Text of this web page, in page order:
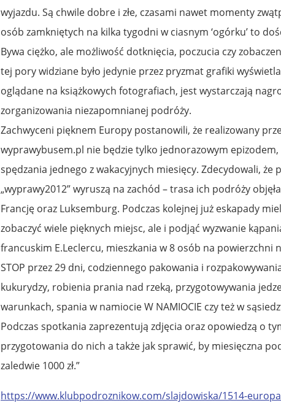
wyjazdu. Są chwile dobre i złe, czasami nawet momenty
osób zamkniętych na kilka tygodni w ciasnym ‘ogórku’ to
Bywa ciężko, ale możliwość dotknięcia, poczucia czy
tej pory widziane było jedynie przez pryzmat grafiki
oglądane na książkowych fotografiach, jest wystarczają
zorganizowania niezapomnianej podróży.
Zachwyceni pięknem Europy postanowili, że realizowany
wyprawybusem.pl nie będzie tylko jednorazowym
spędzania jednego z wakacyjnych miesięcy. Zdecydowali, że
„wyprawy2012” wyruszą na zachód – trasa ich podróży
Francję oraz Luksemburg. Podczas kolejnej już eskapady
zobaczyć wiele pięknych miejsc, ale i podjąć wyzwanie
francuskim E.Leclercu, mieszkania w 8 osób na powierzchni
STOP przez 29 dni, codziennego pakowania i
kukurydzy, robienia prania nad rzeką, przygotowywania
warunkach, spania w namiocie W NAMIOCIE czy też w
Podczas spotkania zaprezentują zdjęcia oraz opowiedzą o
przygotowania do nich a także jak sprawić, by miesięczna
zaledwie 1000 zł.”
https://www.klubpodroznikow.com/slajdowiska/1514-